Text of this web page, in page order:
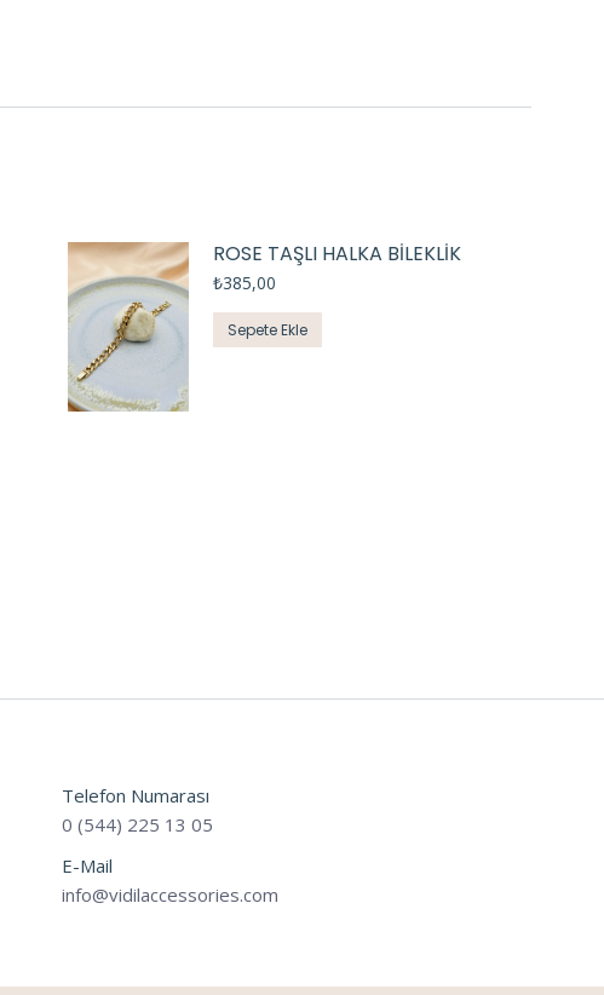
ROSE TAŞLI HALKA BİLEKLİK
₺385,00
Sepete Ekle
Telefon Numarası
0 (544) 225 13 05
E-Mail
info@vidilaccessories.com